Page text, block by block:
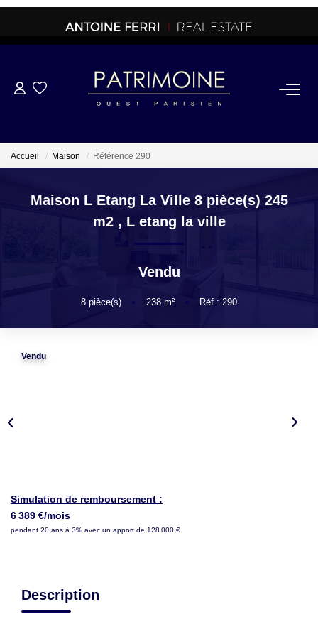
ACHETER
OFF MARKET
NORMANDIE/LA BAULE
PROPRIETES/CHATEAUX
Accueil Maison Référence 290
Maison L Etang La Ville 8 pièce(s) 245
m2 , L etang la ville
Vendu
8 pièce(s) 238 m² Réf : 290
Vendu
Simulation de remboursement :
6 389 €/mois
pendant 20 ans à 3% avec un apport de 128 000 €
Description